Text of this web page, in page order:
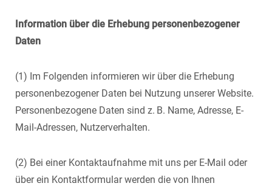
Information über die Erhebung personenbezogener
Daten
(1) Im Folgenden informieren wir über die Erhebung
personenbezogener Daten bei Nutzung unserer Website.
Personenbezogene Daten sind z. B. Name, Adresse, E-
Mail-Adressen, Nutzerverhalten.
(2) Bei einer Kontaktaufnahme mit uns per E-Mail oder
über ein Kontaktformular werden die von Ihnen